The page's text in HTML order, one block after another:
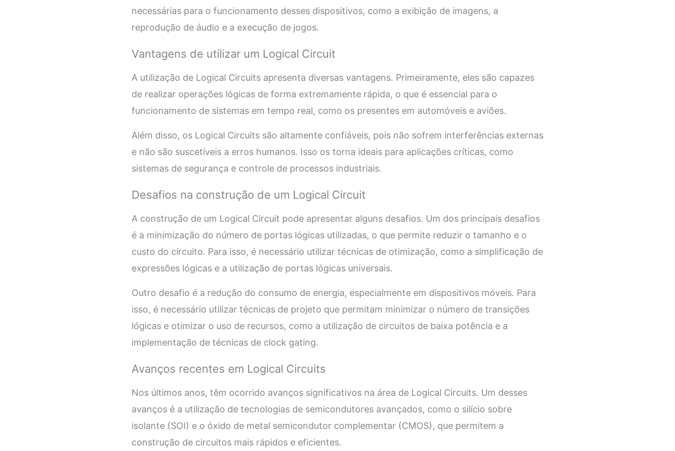
necessárias para o funcionamento desses dispositivos, como a exibição de imagens, a
reprodução de áudio e a execução de jogos.
Vantagens de utilizar um Logical Circuit
A utilização de Logical Circuits apresenta diversas vantagens. Primeiramente, eles são capazes
de realizar operações lógicas de forma extremamente rápida, o que é essencial para o
funcionamento de sistemas em tempo real, como os presentes em automóveis e aviões.
Além disso, os Logical Circuits são altamente confiáveis, pois não sofrem interferências externas
e não são suscetíveis a erros humanos. Isso os torna ideais para aplicações críticas, como
sistemas de segurança e controle de processos industriais.
Desafios na construção de um Logical Circuit
A construção de um Logical Circuit pode apresentar alguns desafios. Um dos principais desafios
é a minimização do número de portas lógicas utilizadas, o que permite reduzir o tamanho e o
custo do circuito. Para isso, é necessário utilizar técnicas de otimização, como a simplificação de
expressões lógicas e a utilização de portas lógicas universais.
Outro desafio é a redução do consumo de energia, especialmente em dispositivos móveis. Para
isso, é necessário utilizar técnicas de projeto que permitam minimizar o número de transições
lógicas e otimizar o uso de recursos, como a utilização de circuitos de baixa potência e a
implementação de técnicas de clock gating.
Avanços recentes em Logical Circuits
Nos últimos anos, têm ocorrido avanços significativos na área de Logical Circuits. Um desses
avanços é a utilização de tecnologias de semicondutores avançados, como o silício sobre
isolante (SOI) e o óxido de metal semicondutor complementar (CMOS), que permitem a
construção de circuitos mais rápidos e eficientes.